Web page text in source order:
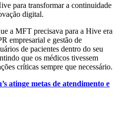
para transformar a continuidade
digital.
a MFT precisava para a Hive era
empresarial e gestão de
de pacientes dentro do seu
que os médicos tivessem
críticas sempre que necessário.
atinge metas de atendimento e